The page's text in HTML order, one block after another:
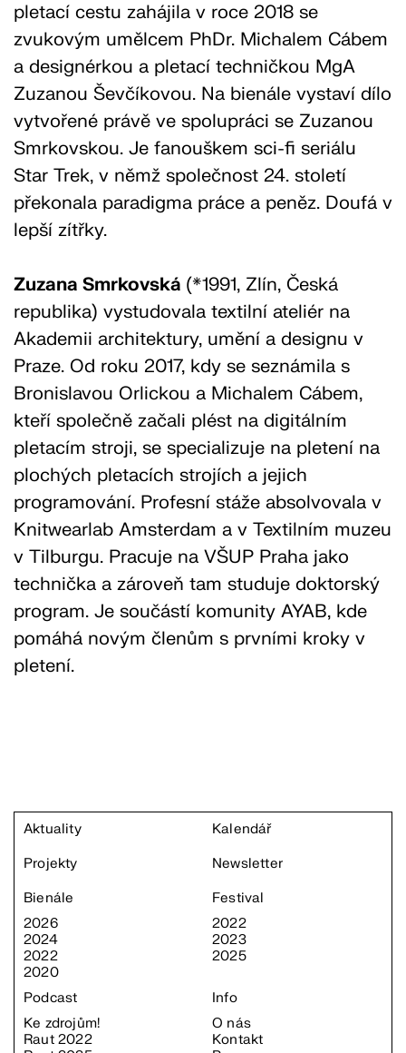
pletací cestu zahájila v roce 2018 se
zvukovým umělcem PhDr. Michalem Cábem
a designérkou a pletací techničkou MgA
Zuzanou Ševčíkovou. Na bienále vystaví dílo
vytvořené právě ve spolupráci se Zuzanou
Smrkovskou. Je fanouškem sci-fi seriálu
Star Trek, v němž společnost 24. století
překonala paradigma práce a peněz. Doufá v
lepší zítřky.
Zuzana Smrkovská (*1991, Zlín, Česká
republika) vystudovala textilní ateliér na
Akademii architektury, umění a designu v
Praze. Od roku 2017, kdy se seznámila s
Bronislavou Orlickou a Michalem Cábem,
kteří společně začali plést na digitálním
pletacím stroji, se specializuje na pletení na
plochých pletacích strojích a jejich
programování. Profesní stáže absolvovala v
Knitwearlab Amsterdam a v Textilním muzeu
v Tilburgu. Pracuje na VŠUP Praha jako
technička a zároveň tam studuje doktorský
program. Je součástí komunity AYAB, kde
pomáhá novým členům s prvními kroky v
pletení.
Aktuality
Kalendář
Projekty
Newsletter
Bienále
2026
2024
2022
2020
Festival
2022
2023
2025
Podcast
Ke zdrojům!
Raut 2022
Info
O nás
Kontakt